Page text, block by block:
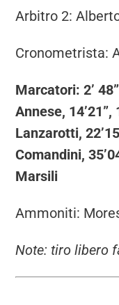
Arbitro 2:
Cronometrista:
Marcatori: 2’
Annese, 14’21”,
Lanzarotti,
Comandini,
Marsili
Ammoniti:
Note: tiro libero